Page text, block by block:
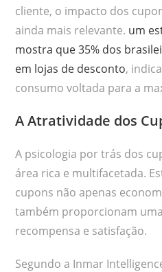
cliente, o impacto dos
ainda mais relevante. um
mostra que 35% dos
em lojas de desconto,
consumo voltada para a
A Atratividade dos
A psicologia por trás dos
área rica e multifacetada.
cupons não apenas
também proporcionam
recompensa e satisfação.
Segundo a Inmar